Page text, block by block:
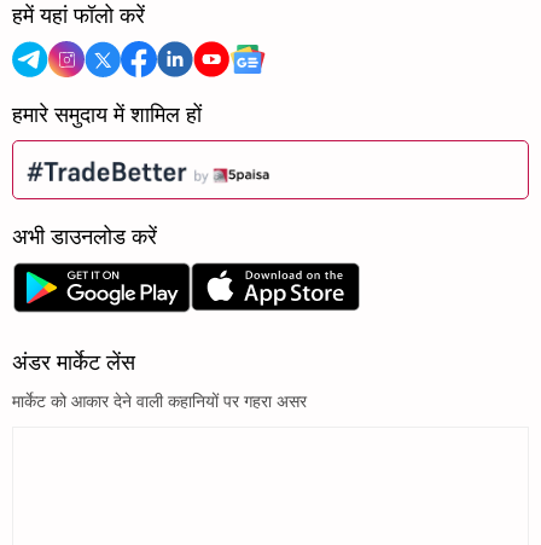
हमें यहां फॉलो करें
हमारे समुदाय में शामिल हों
अभी डाउनलोड करें
अंडर मार्केट लेंस
मार्केट को आकार देने वाली कहानियों पर गहरा असर